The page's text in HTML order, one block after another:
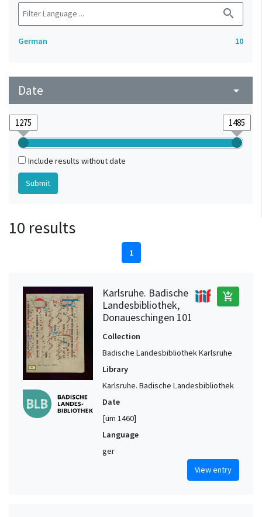
search
German 10
Date arrow_drop_down
Include results without date
10 results
1
Karlsruhe. Badische
Landesbibliothek,
Donaueschingen 101
add_shopping_cart
Collection
Badische Landesbibliothek Karlsruhe
Library
Karlsruhe. Badische Landesbibliothek
Date
[um 1460]
Language
ger
View entry